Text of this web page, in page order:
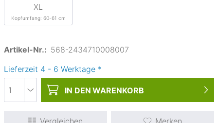
XL
Kopfumfang: 60-61 cm
Artikel-Nr.: 568-2434710008007
Lieferzeit 4 - 6 Werktage *
IN DEN WARENKORB
Vergleichen Merken